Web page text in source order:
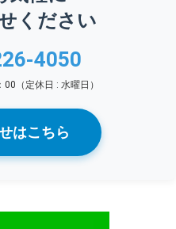
ください
4050
（定休日 : 水曜日）
はこちら